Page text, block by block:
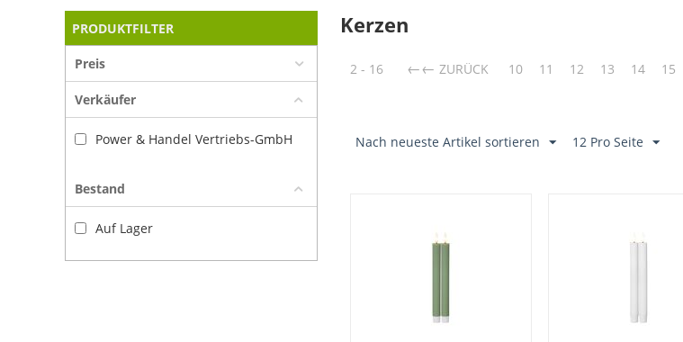
PRODUKTFILTER
Preis
Verkäufer
Power & Handel Vertriebs-GmbH
Bestand
Auf Lager
Kerzen
2 - 16 ← ZURÜCK 10 11 12 13 14 15
Nach neueste Artikel sortieren 12 Pro Seite